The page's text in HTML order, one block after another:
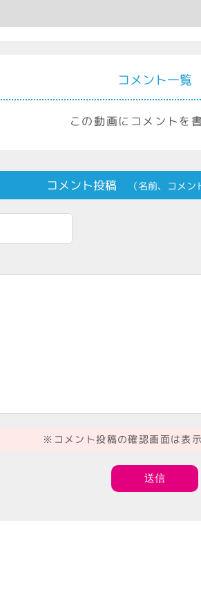
コメント一覧
この動画にコメントを
コメント投稿 （名前、コメン
※コメント投稿の確認画面は表示